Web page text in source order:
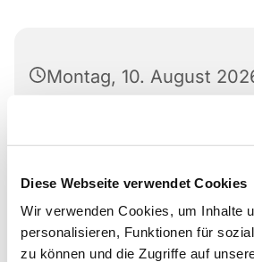
Diese Webseite verwendet Cookies
Wir verwenden Cookies, um Inhalte
personalisieren, Funktionen für
zu können und die Zugriffe auf
Montag, 10. August
Stadtteilzentrum
Elfbuchenstr. 3, 34119